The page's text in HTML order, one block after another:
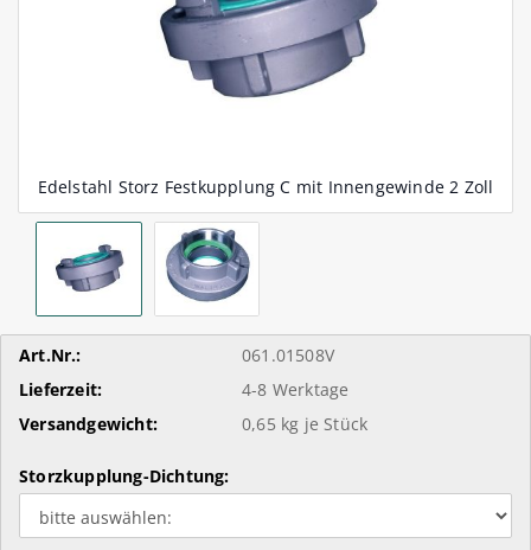
Art.Nr.:
061.01508V
Lieferzeit:
4-8 Werktage
Versandgewicht:
0,65 kg je Stück
Storzkupplung-Dichtung: